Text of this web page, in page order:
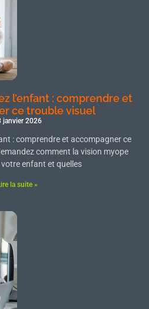
l’enfant : comprendre et
ce trouble visuel
janvier 2026
: comprendre et accompagner ce
comment la vision myope
enfant et quelles
la suite »